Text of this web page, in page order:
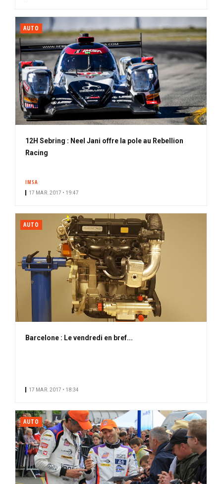
AUTO
12H Sebring : Neel Jani offre la pole au Rebellion
Racing
IMSA
17 MAR. 2017 • 19:47
AUTO
Barcelone : Le vendredi en bref...
17 MAR. 2017 • 18:34
AUTO